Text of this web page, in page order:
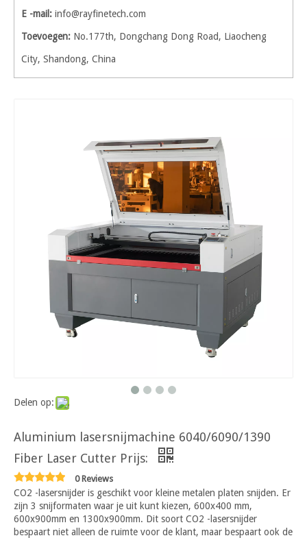
E -mail: info@rayfinetech.com
Toevoegen: No.177th, Dongchang Dong Road, Liaocheng
City, Shandong, China
Delen op:
Aluminium lasersnijmachine 6040/6090/1390
Fiber Laser Cutter Prijs:
0 Reviews
CO2 -lasersnijder is geschikt voor kleine metalen platen snijden. Er
zijn 3 snijformaten waar je uit kunt kiezen, 600x400 mm,
600x900mm en 1300x900mm. Dit soort CO2 -lasersnijder
bespaart niet alleen de ruimte voor de klant, maar bespaart ook de